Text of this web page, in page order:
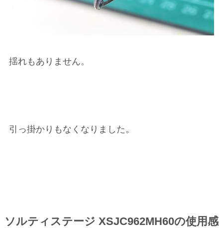
揺れもありません。
引っ掛かりもなくなりました。
ソルティステージ XSJC962MH60の使用感